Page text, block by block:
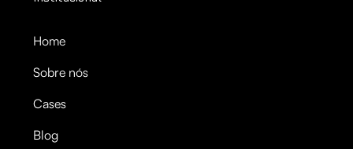
Home
Sobre nós
Cases
Blog